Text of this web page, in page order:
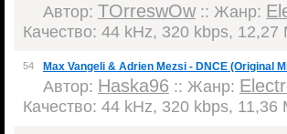
Автор: TOrreswOw:: Жанр:
Качество: 44 kHz, 320 kbps,
54 Max Vangeli & Adrien Mezsi - DNCE (Original
Автор: Haska96 :: Жанр:
Качество: 44 kHz, 320 kbps, 11,36